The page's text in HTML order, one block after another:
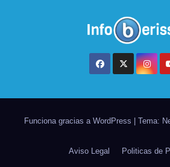
Funciona gracias a WordPress Tema:
Aviso Legal Politicas de